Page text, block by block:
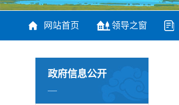
网站首页 领导之窗
政府信息公开